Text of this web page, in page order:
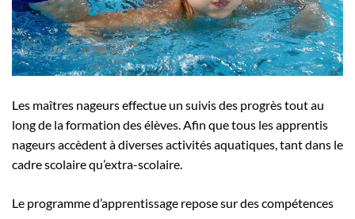
Les maîtres nageurs effectue un suivis des progrès tout au
long de la formation des élèves. Afin que tous les apprentis
nageurs accèdent à diverses activités aquatiques, tant dans le
cadre scolaire qu’extra-scolaire.
Le programme d’apprentissage repose sur des compétences